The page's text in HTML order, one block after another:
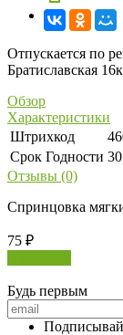
Отпускается по
Братиславская
Обзор
Характеристики
Штрихкод
Срок Годности
Отзывы (0)
Спринцовка
75 ₽
Будь первым